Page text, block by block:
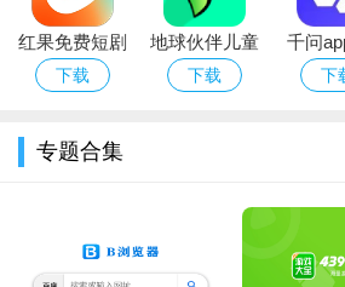
表，卸载重装后可用“本地恢复”快速还原
示“核心服务异常”，请到官方渠道重新
第三方商店获取。最后提醒：本版本仅供
红果免费短剧
APP最新版本
下载
地球伙伴儿童
科普
下载
千问
版下载
下
专题合集